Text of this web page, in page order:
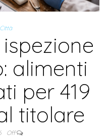
alimenti
per 419
titolare
Off